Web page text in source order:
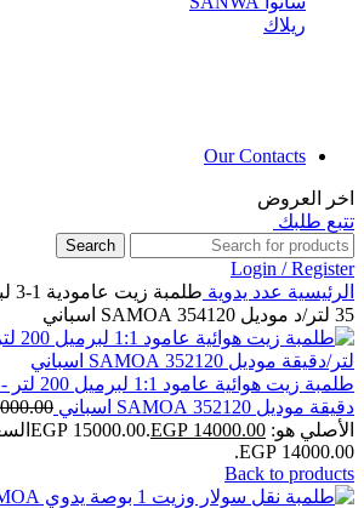
ريلاك
Our Contacts
اخر العروض
تتبع طلبك
Search
Login / Register
الرئيسية عدد يدوية
35 لتر/د موديل 354120 SAMOA اسباني
دقيقة موديل 352120 SAMOA اسباني
الأصلي هو: EGP 15000.00.
EGP 14000.00
EGP 14000.00.
Back to products